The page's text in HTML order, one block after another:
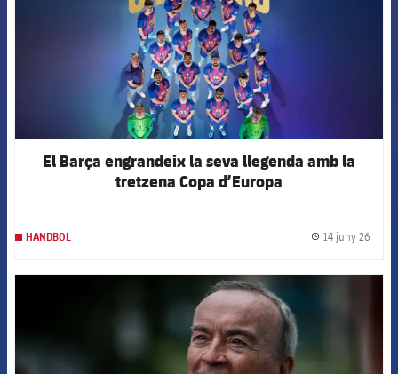
El Barça engrandeix la seva llegenda amb la
tretzena Copa d’Europa
HANDBOL 14 juny 26
FCB Barcelona badge